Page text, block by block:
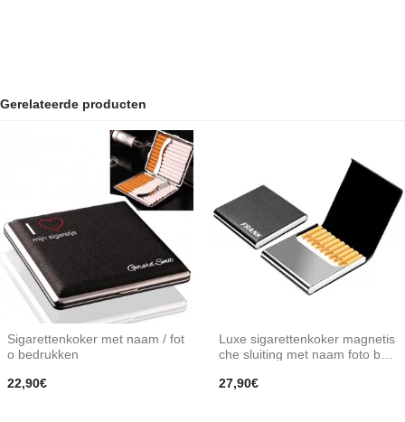
Gerelateerde producten
Sigarettenkoker met naam / fot
o bedrukken
22,90€
Luxe sigarettenkoker magnetis
che sluiting met naam foto bed
27,90€